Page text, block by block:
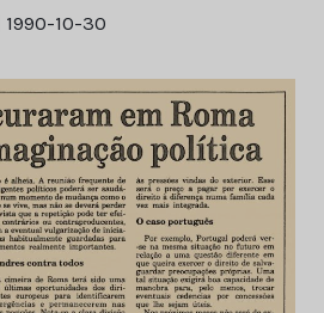
| 1990-10-30